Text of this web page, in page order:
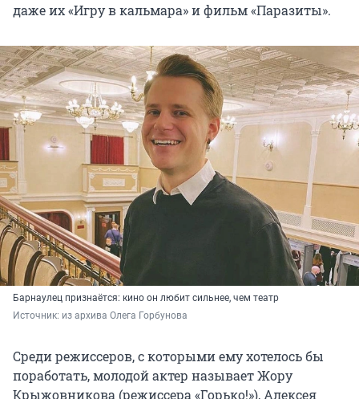
даже их «Игру в кальмара» и фильм «Паразиты».
Барнаулец признаётся: кино он любит сильнее, чем театр
Источник: из архива Олега Горбунова
Среди режиссеров, с которыми ему хотелось бы
поработать, молодой актер называет Жору
Крыжовникова (режиссера «Горько!»), Алексея